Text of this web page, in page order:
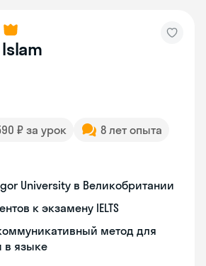
Islam
₽ за урок
8 лет опыта
University в Великобритании
к экзамену IELTS
метод для
в языке